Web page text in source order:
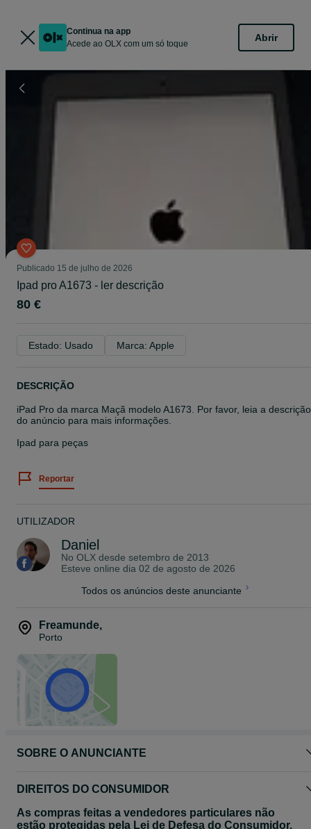
Continua na app
Acede ao OLX com um só toque
Abrir
Publicado 15 de julho de 2026
Ipad pro A1673 - ler descrição
80 €
Estado: Usado Marca: Apple
DESCRIÇÃO
iPad Pro da marca Maçã modelo A1673. Por favor, leia a descrição
do anúncio para mais informações.
Ipad para peças
Reportar
UTILIZADOR
Daniel
No OLX desde setembro de 2013
Esteve online dia 02 de agosto de 2026
Todos os anúncios deste anunciante
Freamunde,
Porto
SOBRE O ANUNCIANTE
DIREITOS DO CONSUMIDOR
As compras feitas a vendedores particulares não
estão protegidas pela Lei de Defesa do Consumidor.